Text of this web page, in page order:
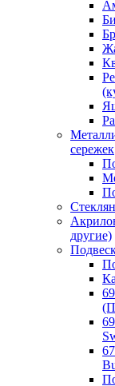
сережек
другие)